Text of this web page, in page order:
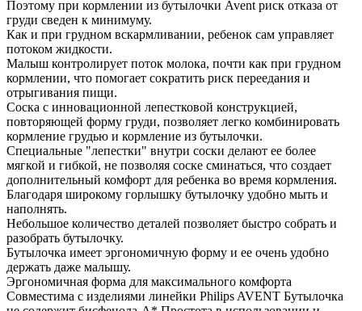
Поэтому при кормлении из бутылочки Avent риск отказа от
груди сведен к минимуму.
Как и при грудном вскармливании, ребенок сам управляет
потоком жидкости.
Малыш контролирует поток молока, почти как при грудном
кормлении, что помогает сократить риск переедания и
отрыгивания пищи.
Соска с инновационной лепестковой конструкцией,
повторяющей форму груди, позволяет легко комбинировать
кормление грудью и кормление из бутылочки.
Специальные "лепестки" внутри соски делают ее более
мягкой и гибкой, не позволяя соске сминаться, что создает
дополнительный комфорт для ребенка во время кормления.
Благодаря широкому горлышку бутылочку удобно мыть и
наполнять.
Небольшое количество деталей позволяет быстро собрать и
разобрать бутылочку.
Бутылочка имеет эргономичную форму и ее очень удобно
держать даже малышу.
Эргономичная форма для максимального комфорта
Совместима с изделиями линейки Philips AVENT Бутылочка